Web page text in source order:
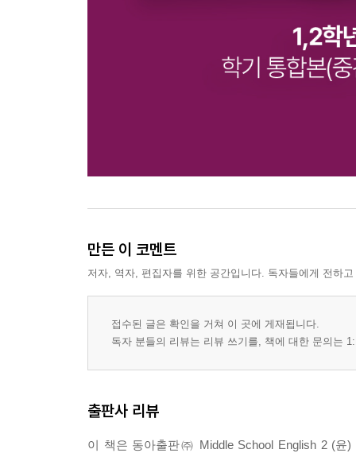
만든 이 코멘트
저자, 역자, 편집자를 위한 공간입니다. 독자들에게 전하
접수된 글은 확인을 거쳐 이 곳에 게재됩니다.
독자 분들의 리뷰는 리뷰 쓰기를, 책에 대한 문의는
출판사 리뷰
이 책은 동아출판㈜ Middle School English 2 (윤